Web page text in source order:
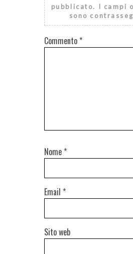
pubblicato.
I campi
sono
Commento *
Nome *
Email *
Sito web